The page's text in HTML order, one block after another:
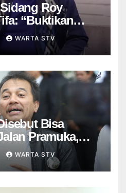
Roy
“Buktikan
Asli”
WARTA STV
Bisa
Pramuka,
WARTA STV